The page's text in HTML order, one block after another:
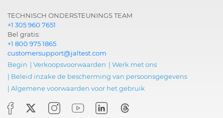
TECHNISCH ONDERSTEUNINGS TEAM
+1 305 960 7651
Bel gratis:
+1 800 975 1865
customersupport@jaltest.com
Begin | Verkoopsvoorwaarden | Werk met ons
| Beleid inzake de bescherming van persoonsgegevens
| Algemene voorwaarden voor het gebruik